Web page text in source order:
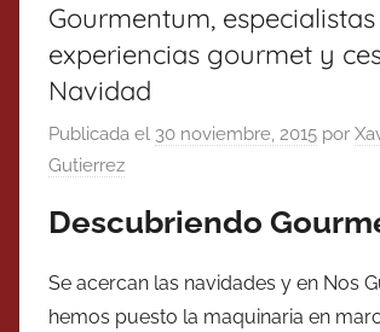
Gourmentum, especialistas
experiencias gourmet y
Navidad
Publicada el 30 noviembre, 2015 por
Gutierrez
Descubriendo
Se acercan las navidades y en Nos
hemos puesto la maquinaria en